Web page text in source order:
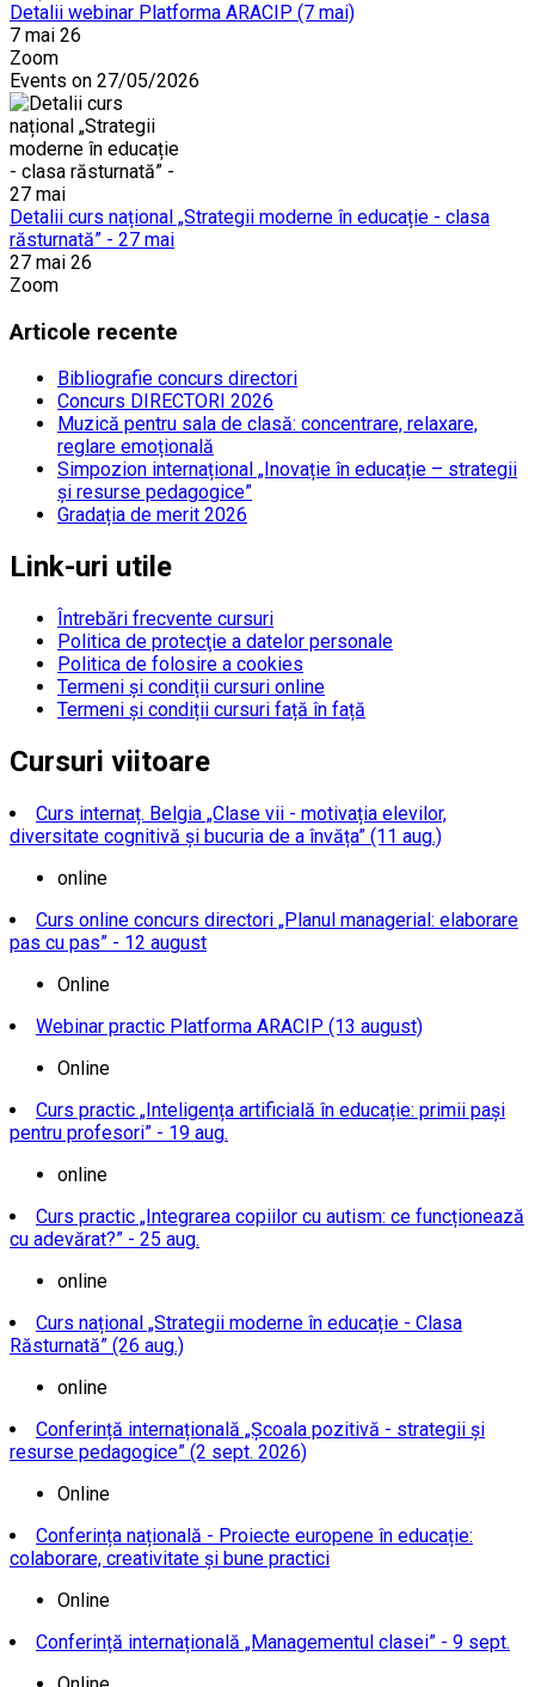
Detalii webinar Platforma ARACIP (7 mai)
7 mai 26
Zoom
Events on 27/05/2026
Detalii curs național „Strategii moderne în educație - clasa
răsturnată” - 27 mai
27 mai 26
Zoom
Articole recente
Bibliografie concurs directori
Concurs DIRECTORI 2026
Muzică pentru sala de clasă: concentrare, relaxare,
reglare emoțională
Simpozion internațional „Inovație în educație – strategii
și resurse pedagogice”
Gradația de merit 2026
Link-uri utile
Întrebări frecvente cursuri
Politica de protecţie a datelor personale
Politica de folosire a cookies
Termeni și condiții cursuri online
Termeni și condiții cursuri față în față
Cursuri viitoare
Curs internaț. Belgia „Clase vii - motivația elevilor,
diversitate cognitivă și bucuria de a învăța” (11 aug.)
online
Curs online concurs directori „Planul managerial: elaborare
pas cu pas” - 12 august
Online
Webinar practic Platforma ARACIP (13 august)
Online
Curs practic „Inteligența artificială în educație: primii pași
pentru profesori” - 19 aug.
online
Curs practic „Integrarea copiilor cu autism: ce funcționează
cu adevărat?” - 25 aug.
online
Curs național „Strategii moderne în educație - Clasa
Răsturnată” (26 aug.)
online
Conferință internațională „Școala pozitivă - strategii și
resurse pedagogice” (2 sept. 2026)
Online
Conferința națională - Proiecte europene în educație:
colaborare, creativitate și bune practici
Online
Conferință internațională „Managementul clasei” - 9 sept.